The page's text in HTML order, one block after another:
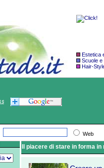
Estetica
Scuole e
Hair-
Web
Il piacere di stare in forma